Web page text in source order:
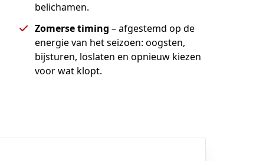
belichamen.
Zomerse timing – afgestemd op de
energie van het seizoen: oogsten,
bijsturen, loslaten en opnieuw kiezen
voor wat klopt.